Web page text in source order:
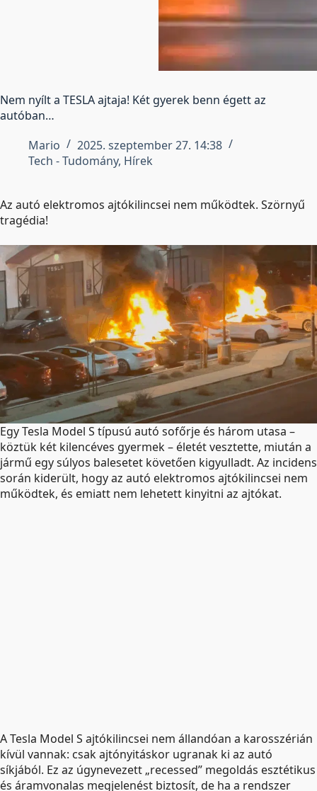
Nem nyílt a TESLA ajtaja! Két gyerek benn égett az
autóban…
Mario
2025. szeptember 27. 14:38
Tech - Tudomány, Hírek
Az autó elektromos ajtókilincsei nem működtek. Szörnyű
tragédia!
Egy Tesla Model S típusú autó sofőrje és három utasa –
köztük két kilencéves gyermek – életét vesztette, miután a
jármű egy súlyos balesetet követően kigyulladt. Az incidens
során kiderült, hogy az autó elektromos ajtókilincsei nem
működtek, és emiatt nem lehetett kinyitni az ajtókat.
A Tesla Model S ajtókilincsei nem állandóan a karosszérián
kívül vannak: csak ajtónyitáskor ugranak ki az autó
síkjából. Ez az úgynevezett „recessed” megoldás esztétikus
és áramvonalas megjelenést biztosít, de ha a rendszer